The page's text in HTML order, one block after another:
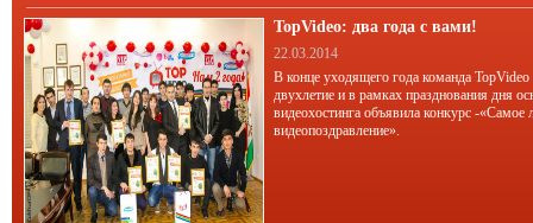
TopVideo: два года с вами!
22.03.2014
В конце уходящего года команда TopVideo
двухлетие и в рамках празднования дня
видеохостинга объявила конкурс -«Самое
видеопоздравление».